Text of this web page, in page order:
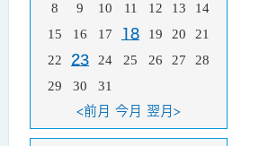
8
9 10 11 12 13
14
15
16 17 18 19 20
21
22
23 24 25 26 27
28
29
30 31
<前月 今月 翌月>